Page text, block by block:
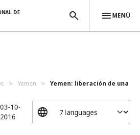
DE
MENÚ
Yemen Yemen: liberación de una
03-10-
2016